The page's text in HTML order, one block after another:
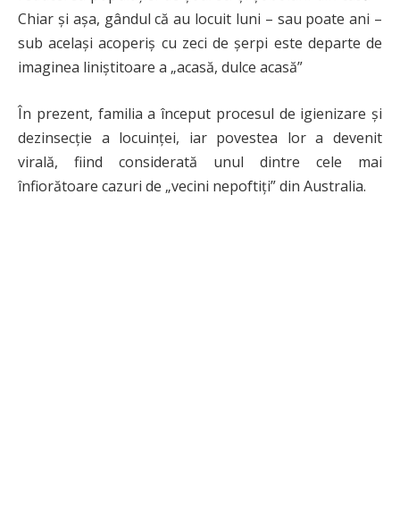
Chiar și așa, gândul că au locuit luni – sau poate ani –
sub același acoperiș cu zeci de șerpi este departe de
imaginea liniștitoare a „acasă, dulce acasă”
În prezent, familia a început procesul de igienizare și
dezinsecție a locuinței, iar povestea lor a devenit
virală, fiind considerată unul dintre cele mai
înfiorătoare cazuri de „vecini nepoftiți” din Australia.